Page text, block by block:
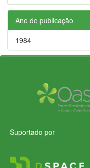
Ano de publicação
1984
Suportado por